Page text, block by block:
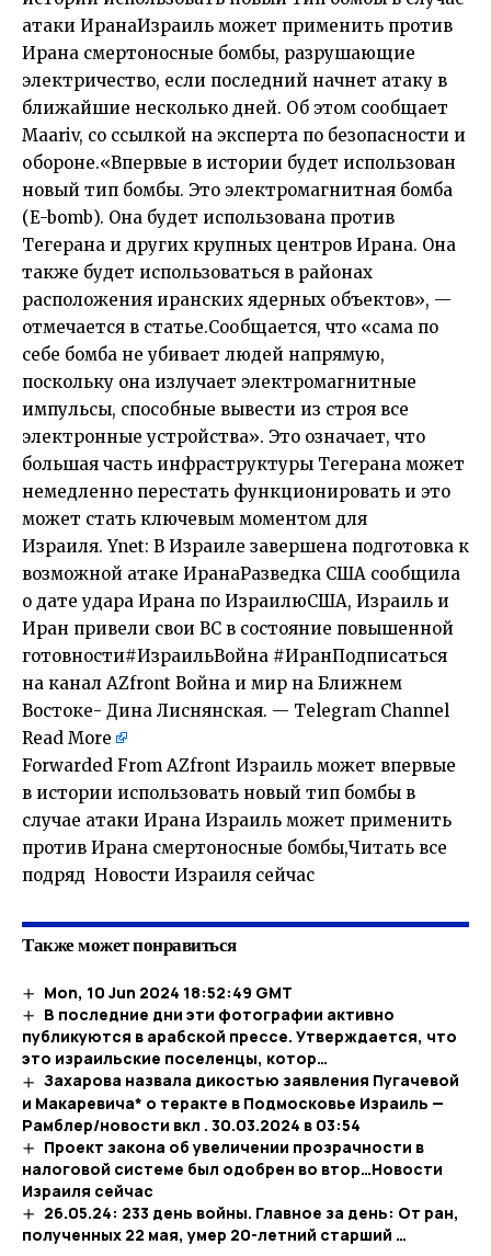
атаки ИранаИзраиль может применить против
Ирана смертоносные бомбы, разрушающие
электричество, если последний начнет атаку в
ближайшие несколько дней. Об этом сообщает
Maariv, со ссылкой на эксперта по безопасности и
обороне.«Впервые в истории будет использован
новый тип бомбы. Это электромагнитная бомба
(E-bomb). Она будет использована против
Тегерана и других крупных центров Ирана. Она
также будет использоваться в районах
расположения иранских ядерных объектов», —
отмечается в статье.Сообщается, что «сама по
себе бомба не убивает людей напрямую,
поскольку она излучает электромагнитные
импульсы, способные вывести из строя все
электронные устройства». Это означает, что
большая часть инфраструктуры Тегерана может
немедленно перестать функционировать и это
может стать ключевым моментом для
Израиля. Ynet: В Израиле завершена подготовка к
возможной атаке ИранаРазведка США сообщила
о дате удара Ирана по ИзраилюСША, Израиль и
Иран привели свои ВС в состояние повышенной
готовности#ИзраильВойна #ИранПодписаться
на канал AZfront Война и мир на Ближнем
Востоке- Дина Лиснянская. — Telegram Channel
Read More
Forwarded From AZfront Израиль может впервые
в истории использовать новый тип бомбы в
случае атаки Ирана Израиль может применить
против Ирана смертоносные бомбы,Читать все
подряд Новости Израиля сейчас
Также может понравиться
Mon, 10 Jun 2024 18:52:49 GMT
В последние дни эти фотографии активно
публикуются в арабской прессе. Утверждается, что
это израильские поселенцы, котор…
Захарова назвала дикостью заявления Пугачевой
и Макаревича* о теракте в Подмосковье Израиль —
Рамблер/новости вкл . 30.03.2024 в 03:54
Проект закона об увеличении прозрачности в
налоговой системе был одобрен во втор…​Новости
Израиля сейчас
26.05.24: 233 день войны. Главное за день: От ран,
полученных 22 мая, умер 20-летний старший …